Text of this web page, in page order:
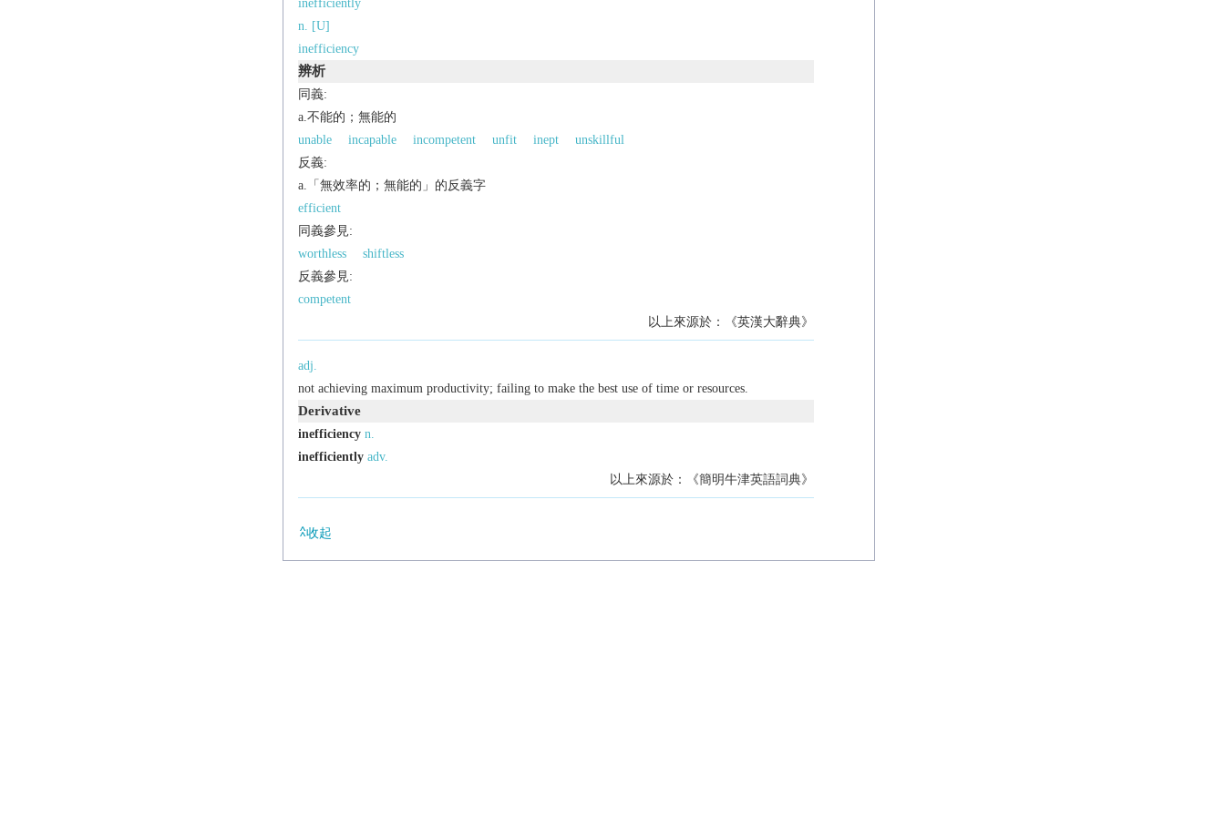
inefficiently
n. [U]
inefficiency
辨析
同義:
a.不能的；無能的
unable
incapable incompetent unfit inept
unskillful
反義:
a.「無效率的；無能的」的反義字
efficient
同義參見:
worthless
shiftless
反義參見:
competent
以上來源於：《英漢大辭典》
adj.
not achieving maximum productivity; failing to make the best use of time or resources.
Derivative
inefficiency n.
inefficiently adv.
以上來源於：《簡明牛津英語詞典》
收起